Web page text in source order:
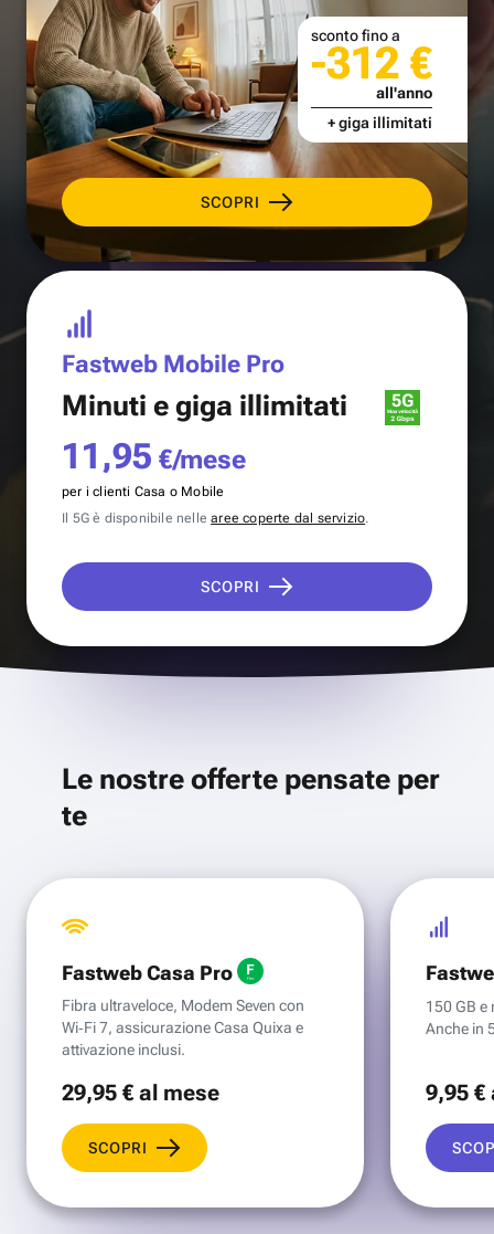
SCOPRI
sconto fino a
-312 €
all'anno
+ giga illimitati
Fastweb Mobile Pro
Minuti e giga illimitati
11,95 €/mese
per i clienti Casa o Mobile
Il 5G è disponibile nellearee coperte dal servizio.
SCOPRI
Le nostre offerte pensate per
te
Fastweb Casa Pro
Fibra ultraveloce, Modem Seven con
Wi‑Fi 7, assicurazione Casa Quixa e
attivazione inclusi.
29,95 €al mese
SCOPRI
150 GB e
Anche in
9,95 €